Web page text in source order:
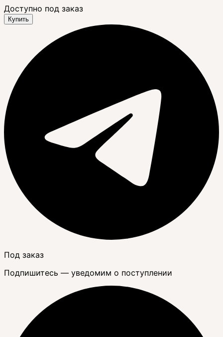
Доступно под заказ
Купить
Под заказ
Подпишитесь — уведомим о поступлении